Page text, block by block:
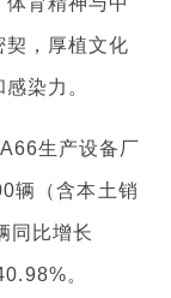
契，厚植文化
染力。
生产设备厂
辆（含本土销
同比增长
。